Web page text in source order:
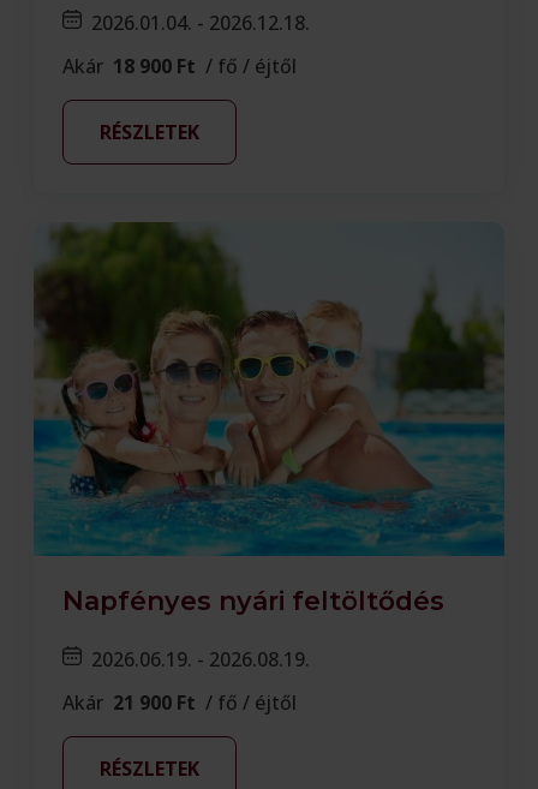
2026.01.04. - 2026.12.18.
Akár 18 900 Ft / fő / éjtől
RÉSZLETEK
Napfényes nyári feltöltődés
2026.06.19. - 2026.08.19.
Akár 21 900 Ft / fő / éjtől
RÉSZLETEK